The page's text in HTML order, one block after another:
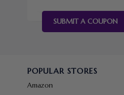
SUBMIT A COUPON
POPULAR STORES
Amazon